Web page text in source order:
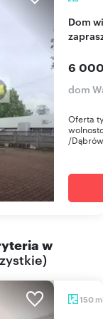
Dom wielopokoleniowy na Ursynowie 600 m²
6
dom
Oferta
/
w
)
150 m